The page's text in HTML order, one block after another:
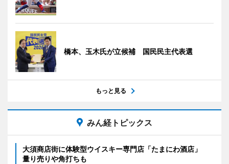
橋本、玉木氏が立候補 国民民主代表選
もっと見る
みん経トピックス
大須商店街に体験型ウイスキー専門店「たまにわ酒店」
量り売りや角打ちも